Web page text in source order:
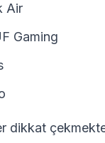
Air
Gaming
dikkat